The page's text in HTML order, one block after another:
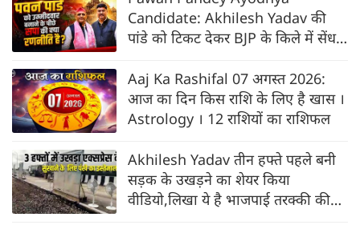
Candidate: Akhilesh Yadav की
पांडे को टिकट देकर BJP के किले में सेंध
Aaj Ka Rashifal 07 अगस्त 2026:
आज का दिन किस राशि के लिए है खास ।
Astrology । 12 राशियों का राशिफल
Akhilesh Yadav तीन हफ्ते पहले बनी
सड़क के उखड़ने का शेयर किया
वीडियो,लिखा ये है भाजपाई तरक्की की